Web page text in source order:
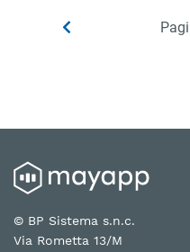
© BP Sistema s.n.c.
Via Rometta 13/M